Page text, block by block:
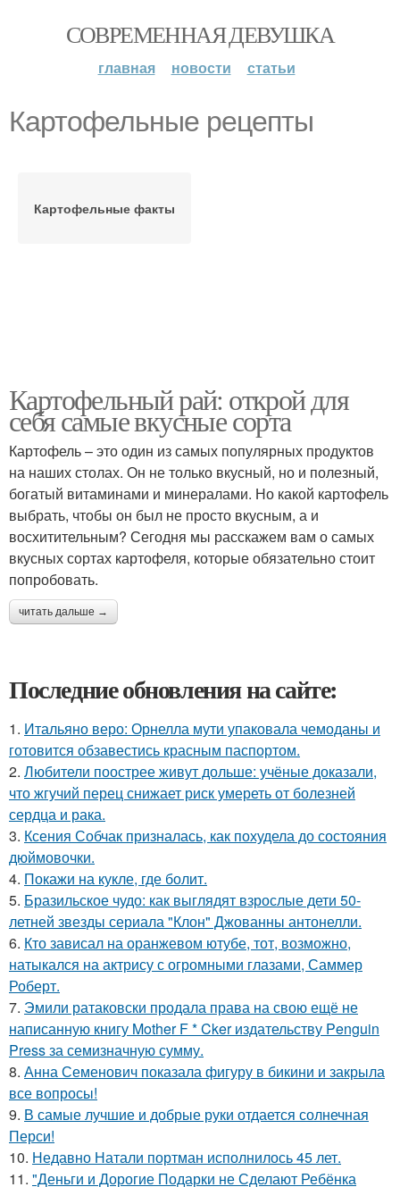
СОВРЕМЕННАЯ ДЕВУШКА
главная новости статьи
Картофельные рецепты
Картофельные факты
Картофельный рай: открой для
себя самые вкусные сорта
Картофель – это один из самых популярных продуктов
на наших столах. Он не только вкусный, но и полезный,
богатый витаминами и минералами. Но какой картофель
выбрать, чтобы он был не просто вкусным, а и
восхитительным? Сегодня мы расскажем вам о самых
вкусных сортах картофеля, которые обязательно стоит
попробовать.
читать дальше →
Последние обновления на сайте:
1. Итальяно веро: Орнелла мути упаковала чемоданы и
готовится обзавестись красным паспортом.
2. Любители поострее живут дольше: учёные доказали,
что жгучий перец снижает риск умереть от болезней
сердца и рака.
3. Ксения Собчак призналась, как похудела до состояния
дюймовочки.
4. Покажи на кукле, где болит.
5. Бразильское чудо: как выглядят взрослые дети 50-
летней звезды сериала "Клон" Джованны антонелли.
6. Кто зависал на оранжевом ютубе, тот, возможно,
натыкался на актрису с огромными глазами, Саммер
Роберт.
7. Эмили ратаковски продала права на свою ещё не
написанную книгу Mother F * Cker издательству Penguin
Press за семизначную сумму.
8. Анна Семенович показала фигуру в бикини и закрыла
все вопросы!
9. В самые лучшие и добрые руки отдается солнечная
Перси!
10. Недавно Натали портман исполнилось 45 лет.
11. "Деньги и Дорогие Подарки не Сделают Ребёнка